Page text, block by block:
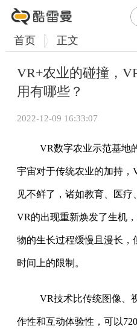
首页 正文
VR+农业的碰撞，
用有哪些？
2022-12-09 16:33:07
VR数字农业示范基地
宇宙对于传统农业的加持
见不鲜了，诸如教育、医
VR的出现重新焕发了生机
物的生长过程缓慢且漫长
时间上的限制。
VR技术比传统图像、
作性和互动体验性，可以